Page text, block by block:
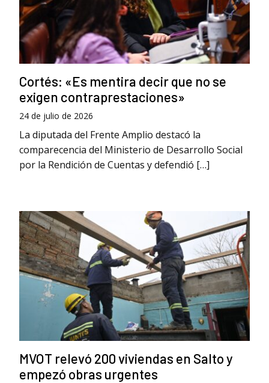
Cortés: «Es mentira decir que no se
exigen contraprestaciones»
24 de julio de 2026
La diputada del Frente Amplio destacó la
comparecencia del Ministerio de Desarrollo Social
por la Rendición de Cuentas y defendió […]
MVOT relevó 200 viviendas en Salto y
empezó obras urgentes